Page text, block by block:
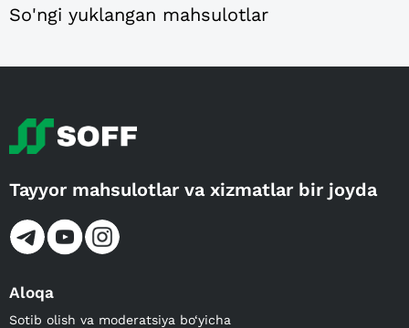
So'ngi yuklangan mahsulotlar
Tayyor mahsulotlar va xizmatlar bir joyda
Aloqa
Sotib olish va moderatsiya bo‘yicha